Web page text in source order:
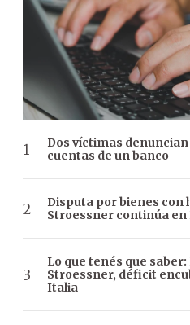
Dos víctimas
cuentas de un banco
Disputa por bienes
Stroessner continúa en
Lo que tenés que
Stroessner, déficit
Italia